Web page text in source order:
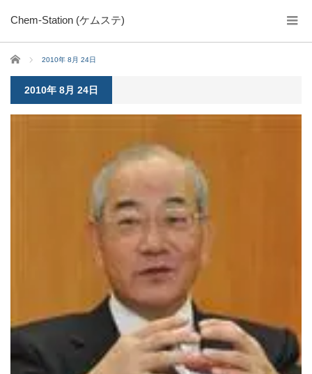
Chem-Station (ケムステ)
ホーム 2010年 8月 24日
2010年 8月 24日